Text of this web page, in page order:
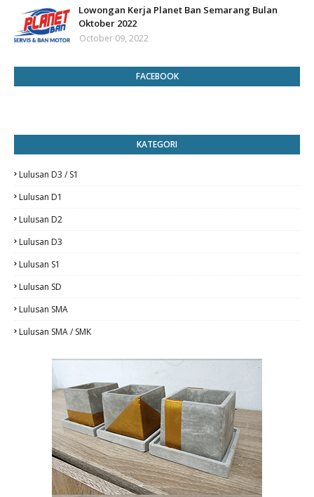
Lowongan Kerja Planet Ban Semarang Bulan
Oktober 2022
October 09, 2022
FACEBOOK
KATEGORI
Lulusan D3 / S1
Lulusan D1
Lulusan D2
Lulusan D3
Lulusan S1
Lulusan SD
Lulusan SMA
Lulusan SMA / SMK